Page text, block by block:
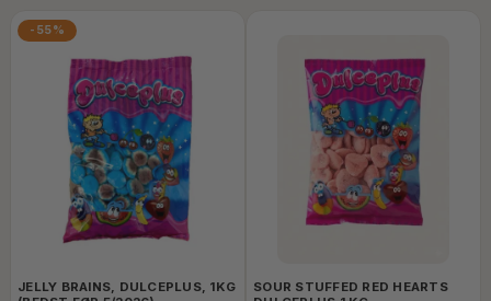
-55%
JELLY BRAINS, DULCEPLUS, 1KG
SOUR STUFFED RED HEARTS